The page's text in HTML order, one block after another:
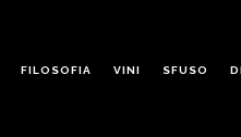
FILOSOFIA VINI SFUSO